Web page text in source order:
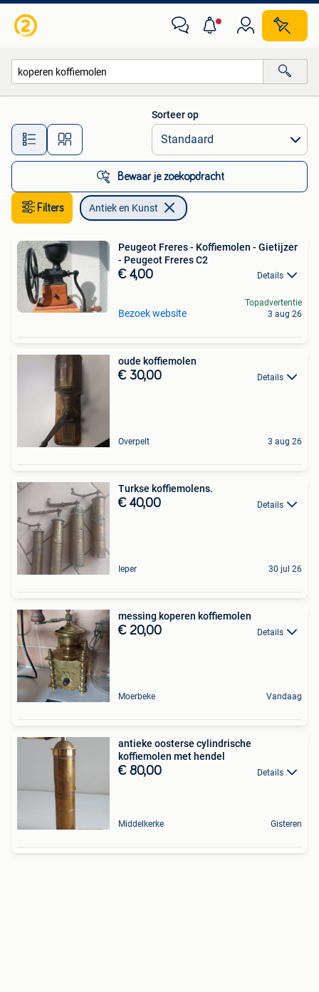
Alle afstanden…
Sorteer op
Bewaar je zoekopdracht
Filters Antiek en Kunst
Peugeot Freres - Koffiemolen - Gietijzer
- Peugeot Freres C2
€ 4,00 Details
Bezoek website
Topadvertentie
3 aug 26
oude koffiemolen
€ 30,00 Details
Overpelt 3 aug 26
Turkse koffiemolens.
€ 40,00 Details
Ieper 30 jul 26
messing koperen koffiemolen
€ 20,00 Details
Moerbeke Vandaag
antieke oosterse cylindrische
koffiemolen met hendel
€ 80,00 Details
Middelkerke Gisteren